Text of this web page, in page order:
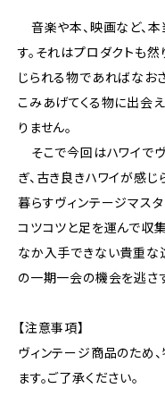
音楽や本、映画など、
す。それはプロダクトも
じられる物であればなお
こみあげてくる物に出会
りません。
そこで今回はハワイで
ぎ、古き良きハワイが感じ
暮らすヴィンテージマス
コツコツと足を運んで収
なか入手できない貴重な
の一期一会の機会を逃さ
【注意事項】
ヴィンテージ商品のため、
ます。ご了承ください。